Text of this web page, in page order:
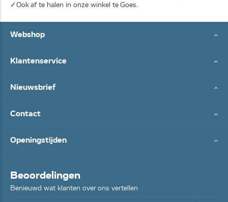
✓Ook af te halen in onze winkel te Goes.
Webshop
Klantenservice
Nieuwsbrief
Contact
Openingstijden
Beoordelingen
Benieuwd wat klanten over ons vertellen